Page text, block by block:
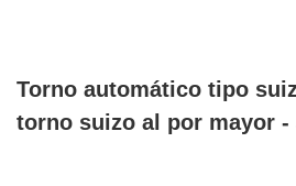
Torno automático tipo
torno suizo al por mayor -